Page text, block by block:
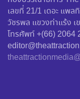
เลขที่ 21/1 เดอะ แพ
วัชรพล แขวงท่าแร้ง
โทรศัพท์ +(66) 2064